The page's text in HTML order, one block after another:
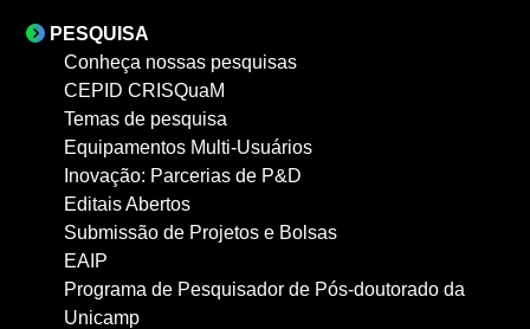
PESQUISA
Conheça nossas pesquisas
CEPID CRISQuaM
Temas de pesquisa
Equipamentos Multi-Usuários
Inovação: Parcerias de P&D
Editais Abertos
Submissão de Projetos e Bolsas
EAIP
Programa de Pesquisador de Pós-doutorado da
Unicamp